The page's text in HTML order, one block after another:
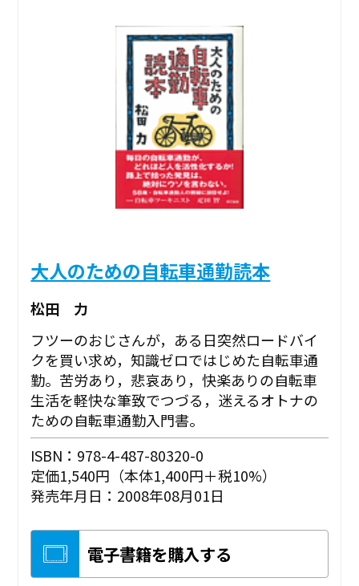
大人のための自転車通勤読本
松田 力
フツーのおじさんが，ある日突然ロードバイ
クを買い求め，知識ゼロではじめた自転車通
勤。苦労あり，悲哀あり，快楽ありの自転車
生活を軽快な筆致でつづる，迷えるオトナの
ための自転車通勤入門書。
ISBN：978-4-487-80320-0
定価1,540円（本体1,400円＋税10%）
発売年月日：2008年08月01日
電子書籍を購入する